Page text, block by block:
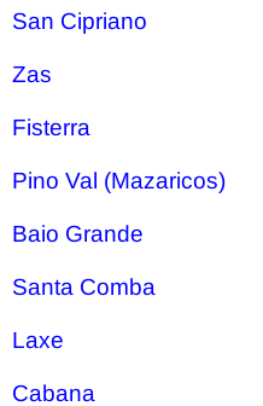
San Cipriano
Zas
Fisterra
Pino Val (Mazaricos)
Baio Grande
Santa Comba
Laxe
Cabana